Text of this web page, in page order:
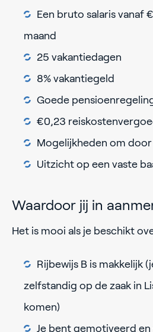
Een bruto salaris
maand
25 vakantiedagen
8% vakantiegeld
Goede
€0,23
Mogelijkheden om
Uitzicht op een vaste
Waardoor jij in
Het is mooi als je beschikt
Rijbewijs B is makkelijk
zelfstandig op de zaak in
komen)
Je bent gemotiveerd